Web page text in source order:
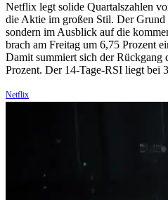
Netflix legt solide Quartalszahlen
die Aktie im großen Stil. Der
sondern im Ausblick auf die
brach am Freitag um 6,75 Prozent
Damit summiert sich der Rückgang
Prozent. Der 14-Tage-RSI liegt
Netflix